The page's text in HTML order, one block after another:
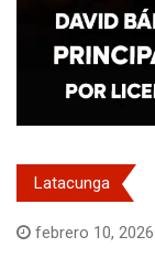
Latacunga
febrero 10, 2026